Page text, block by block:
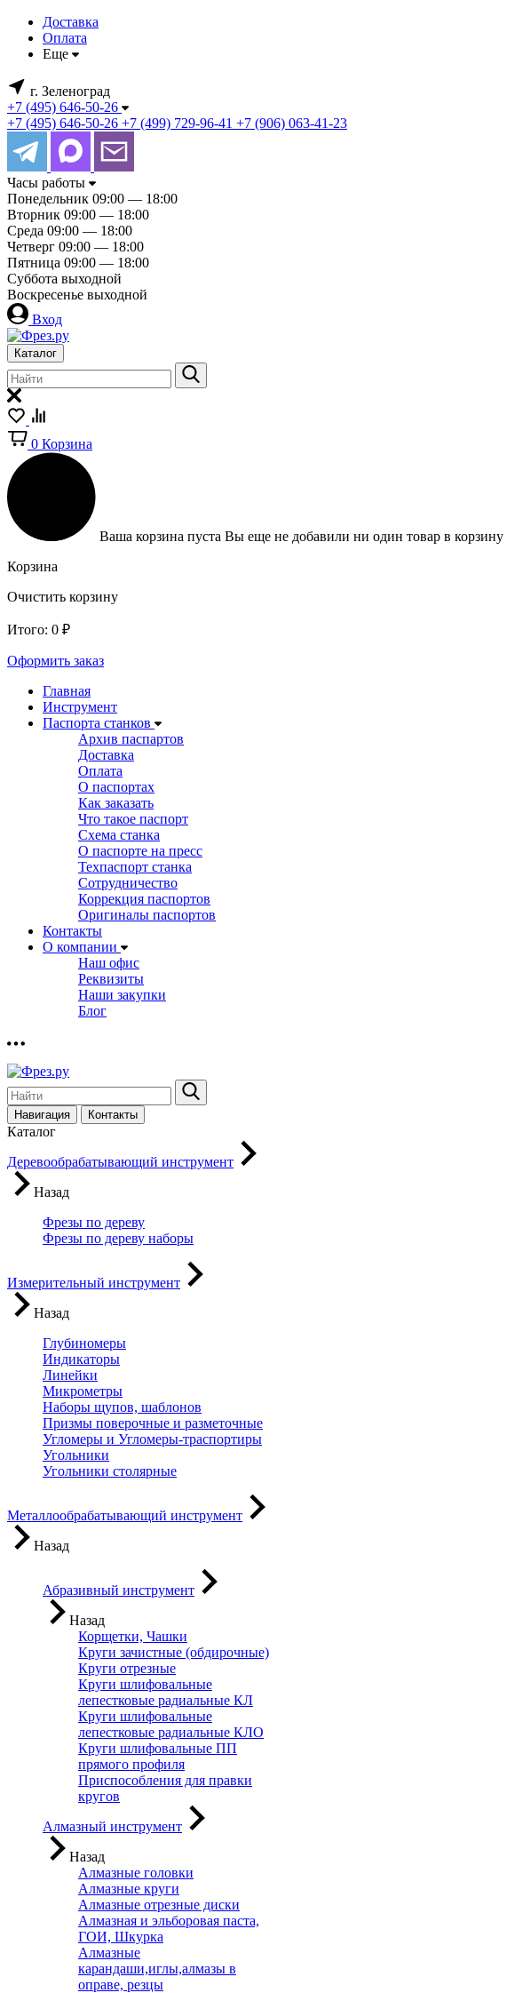
Доставка
Оплата
Еще
г. Зеленоград
+7 (495) 646-50-26
+7 (495) 646-50-26 +7 (499) 729-96-41 +7 (906) 063-41-23
Часы работы
Понедельник 09:00 — 18:00
Вторник 09:00 — 18:00
Среда 09:00 — 18:00
Четверг 09:00 — 18:00
Пятница 09:00 — 18:00
Суббота выходной
Воскресенье выходной
Вход
Каталог
0 Корзина
Ваша корзина пуста Вы еще не добавили ни один товар в корзину
Корзина
Очистить корзину
Итого: 0 ₽
Оформить заказ
Главная
Инструмент
Паспорта станков
Архив паспартов
Доставка
Оплата
О паспортах
Как заказать
Что такое паспорт
Схема станка
О паспорте на пресс
Техпаспорт станка
Сотрудничество
Коррекция паспортов
Оригиналы паспортов
Контакты
О компании
Наш офис
Реквизиты
Наши закупки
Блог
Навигация Контакты
Каталог
Деревообрабатывающий инструмент
Назад
Фрезы по дереву
Фрезы по дереву наборы
Измерительный инструмент
Назад
Глубиномеры
Индикаторы
Линейки
Микрометры
Наборы щупов, шаблонов
Призмы поверочные и разметочные
Угломеры и Угломеры-траспортиры
Угольники
Угольники столярные
Металлообрабатывающий инструмент
Назад
Абразивный инструмент
Назад
Корщетки, Чашки
Круги зачистные (обдирочные)
Круги отрезные
Круги шлифовальные
лепестковые радиальные КЛ
Круги шлифовальные
лепестковые радиальные КЛО
Круги шлифовальные ПП
прямого профиля
Приспособления для правки
кругов
Алмазный инструмент
Назад
Алмазные головки
Алмазные круги
Алмазные отрезные диски
Алмазная и эльборовая паста,
ГОИ, Шкурка
Алмазные
карандаши,иглы,алмазы в
оправе, резцы